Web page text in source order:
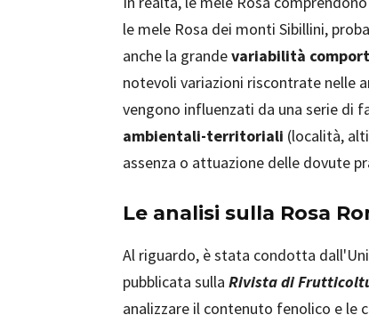
le mele Rosa dei monti Sibillini,
anche la grandevariabilità
notevoli variazioni riscontrate nelle
vengono influenzati da una serie di
ambientali-territoriali (località,
assenza o attuazione delle dovute
Le analisi sulla Rosa
Al riguardo, è stata condotta
pubblicata sulla Rivista di
analizzare il contenuto fenolico e le